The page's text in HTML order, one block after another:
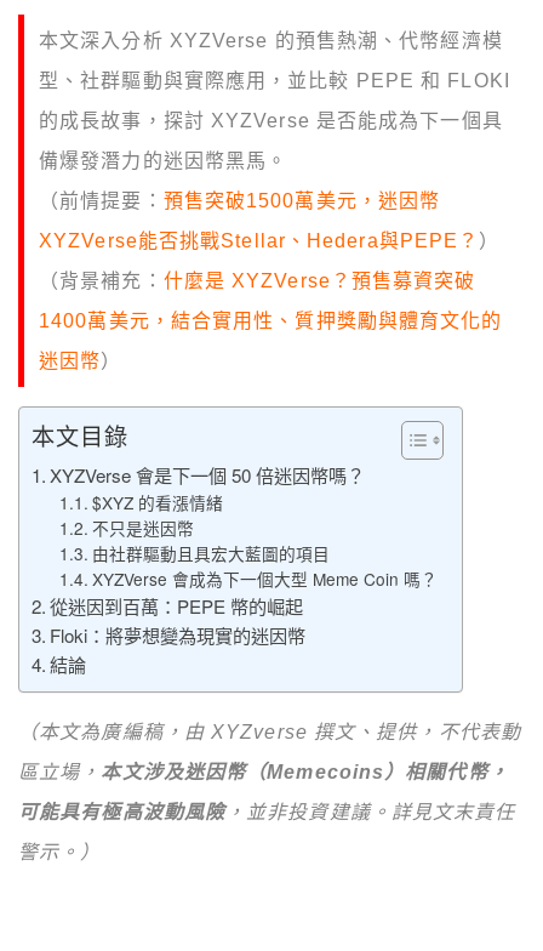
本文深入分析 XYZVerse 的預售熱潮、代幣經濟模
型、社群驅動與實際應用，並比較 PEPE 和 FLOKI
的成長故事，探討 XYZVerse 是否能成為下一個具
備爆發潛力的迷因幣黑馬。
（前情提要： 預售突破1500萬美元，迷因幣
XYZVerse能否挑戰Stellar、Hedera與PEPE？ ）
（背景補充： 什麼是 XYZVerse？預售募資突破
1400萬美元，結合實用性、質押獎勵與體育文化的
迷因幣）
本文目錄
XYZVerse 會是下一個 50 倍迷因幣嗎？
$XYZ 的看漲情緒
不只是迷因幣
由社群驅動且具宏大藍圖的項目
XYZVerse 會成為下一個大型 Meme Coin 嗎？
從迷因到百萬：PEPE 幣的崛起
Floki：將夢想變為現實的迷因幣
結論
（本文為廣編稿，由 XYZverse 撰文、提供，不代表動
區立場， 本文涉及迷因幣（Memecoins）相關代幣，
可能具有極高波動風險，並非投資建議。詳見文末責任
警示。 ）